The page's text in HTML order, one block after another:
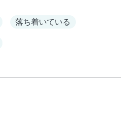
落ち着いている